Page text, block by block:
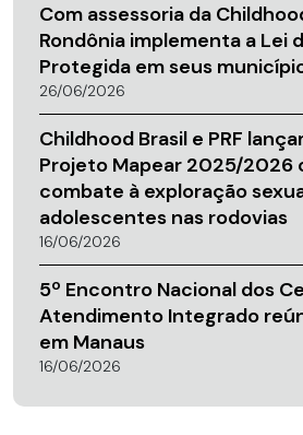
Com assessoria da
Rondônia implementa a Lei
Protegida em seus
26/06/2026
Childhood Brasil e PRF
Projeto Mapear 2025/2026
combate à exploração
adolescentes nas rodovias
16/06/2026
5º Encontro Nacional dos
Atendimento Integrado
em Manaus
16/06/2026